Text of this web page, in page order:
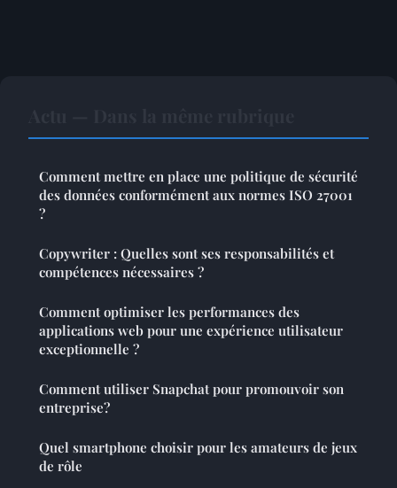
Comment mettre en place une politique de sécurité
des données conformément aux normes ISO 27001
?
Copywriter : Quelles sont ses responsabilités et
compétences nécessaires ?
Comment optimiser les performances des
applications web pour une expérience utilisateur
exceptionnelle ?
Comment utiliser Snapchat pour promouvoir son
entreprise?
Quel smartphone choisir pour les amateurs de jeux
de rôle